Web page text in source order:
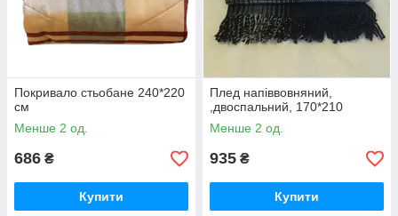
Покривало стьобане 240*220
см
Менше 2 од.
686 ₴
Купити
Плед напіввовняний,
,двоспальний, 170*210
Менше 2 од.
935 ₴
Купити